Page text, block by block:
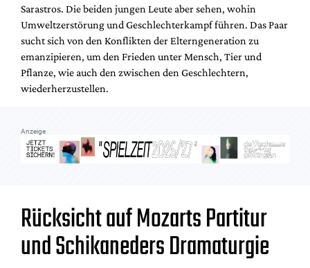
Sarastros. Die beiden jungen Leute aber sehen, wohin
Umweltzerstörung und Geschlechterkampf führen. Das Paar
sucht sich von den Konflikten der Elterngeneration zu
emanzipieren, um den Frieden unter Mensch, Tier und
Pflanze, wie auch den zwischen den Geschlechtern,
wiederherzustellen.
Anzeige
Rücksicht auf Mozarts Partitur
und Schikaneders Dramaturgie